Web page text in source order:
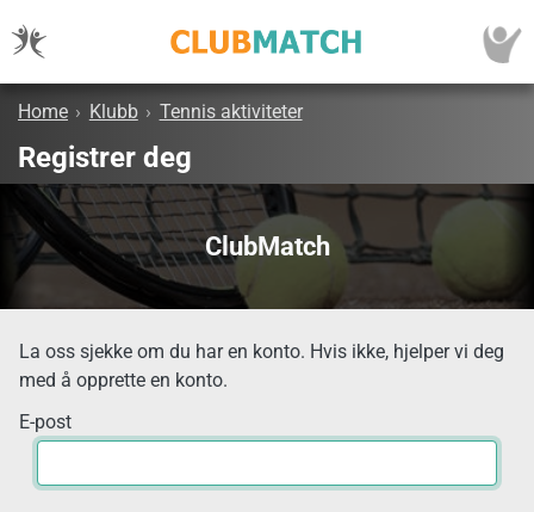
Home › Klubb › Tennis aktiviteter
Registrer deg
ClubMatch
La oss sjekke om du har en konto. Hvis ikke, hjelper vi deg
med å opprette en konto.
E-post